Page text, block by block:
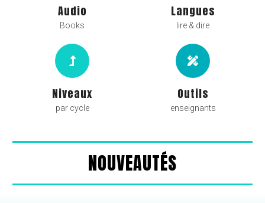
Audio
Books
Langues
lire & dire
Niveaux
par cycle
Outils
enseignants
NOUVEAUTÉS